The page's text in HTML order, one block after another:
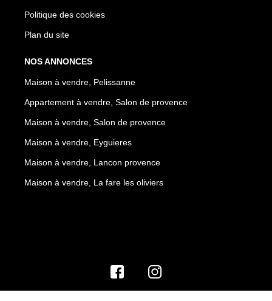
Politique des cookies
Plan du site
NOS ANNONCES
Maison à vendre, Pelissanne
Appartement à vendre, Salon de provence
Maison à vendre, Salon de provence
Maison à vendre, Eyguieres
Maison à vendre, Lancon provence
Maison à vendre, La fare les oliviers